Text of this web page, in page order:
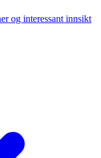
og interessant innsikt